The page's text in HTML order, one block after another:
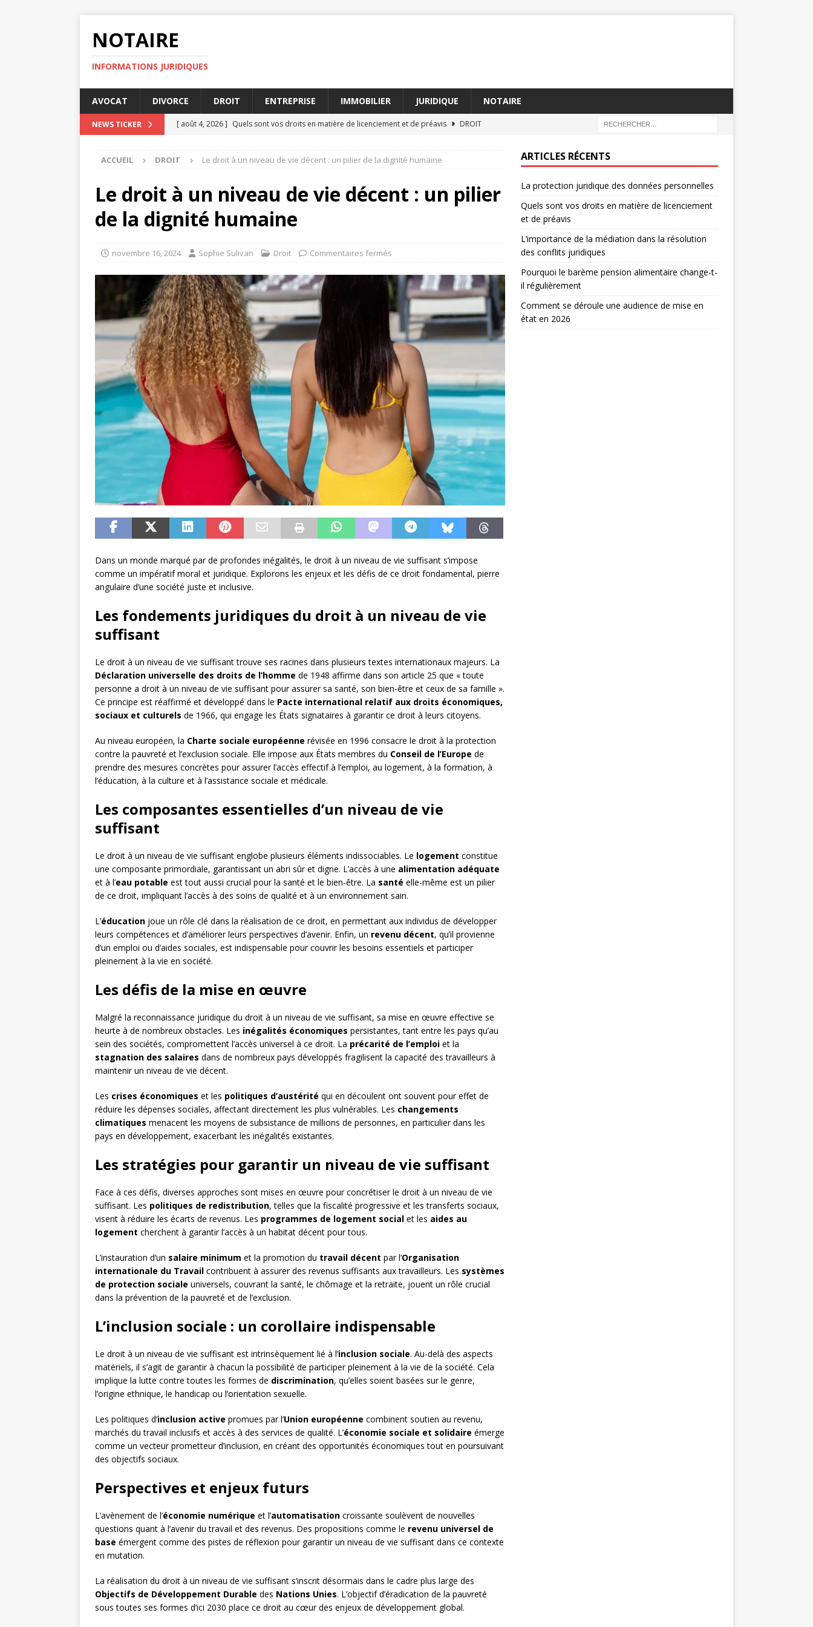
NOTAIRE
INFORMATIONS JURIDIQUES
AVOCAT DIVORCE DROIT ENTREPRISE IMMOBILIER JURIDIQUE NOTAIRE
NEWS TICKER [ août 4, 2026 ] Quels sont vos droits en matière de licenciement et de préavis
DROIT
JURIDIQUE
[ juillet 30, 2026 ]
Pourquoi le barème pension alimentaire change-t-il régulièrement
[ juillet 30, 2026 ] Comment se déroule une audience de mise en état en 2026
[ août 6, 2026 ]
La protection juridique des données personnelles
ACCUEIL DROIT Le droit à un niveau de vie décent : un pilier de la dignité humaine
Le droit à un niveau de vie décent : un pilier
de la dignité humaine
novembre 16, 2024 Sophie Sulivan Droit Commentaires fermés
Dans un monde marqué par de profondes inégalités, le droit à un niveau de vie suffisant s’impose
comme un impératif moral et juridique. Explorons les enjeux et les défis de ce droit fondamental, pierre
angulaire d’une société juste et inclusive.
Les fondements juridiques du droit à un niveau de vie
suffisant
Le droit à un niveau de vie suffisant trouve ses racines dans plusieurs textes internationaux majeurs. La
Déclaration universelle des droits de l’homme de 1948 affirme dans son article 25 que « toute
personne a droit à un niveau de vie suffisant pour assurer sa santé, son bien-être et ceux de sa famille ».
Ce principe est réaffirmé et développé dans le Pacte international relatif aux droits économiques,
sociaux et culturels de 1966, qui engage les États signataires à garantir ce droit à leurs citoyens.
Au niveau européen, la Charte sociale européenne révisée en 1996 consacre le droit à la protection
contre la pauvreté et l’exclusion sociale. Elle impose aux États membres du Conseil de l’Europe de
prendre des mesures concrètes pour assurer l’accès effectif à l’emploi, au logement, à la formation, à
l’éducation, à la culture et à l’assistance sociale et médicale.
Les composantes essentielles d’un niveau de vie
suffisant
Le droit à un niveau de vie suffisant englobe plusieurs éléments indissociables. Le logement constitue
une composante primordiale, garantissant un abri sûr et digne. L’accès à une alimentation adéquate
et à l’eau potable est tout aussi crucial pour la santé et le bien-être. La santé elle-même est un pilier
de ce droit, impliquant l’accès à des soins de qualité et à un environnement sain.
L’éducation joue un rôle clé dans la réalisation de ce droit, en permettant aux individus de développer
leurs compétences et d’améliorer leurs perspectives d’avenir. Enfin, un revenu décent, qu’il provienne
d’un emploi ou d’aides sociales, est indispensable pour couvrir les besoins essentiels et participer
pleinement à la vie en société.
Les défis de la mise en œuvre
Malgré la reconnaissance juridique du droit à un niveau de vie suffisant, sa mise en œuvre effective se
heurte à de nombreux obstacles. Les inégalités économiques persistantes, tant entre les pays qu’au
sein des sociétés, compromettent l’accès universel à ce droit. La précarité de l’emploi et la
stagnation des salaires dans de nombreux pays développés fragilisent la capacité des travailleurs à
maintenir un niveau de vie décent.
Les crises économiques et les politiques d’austérité qui en découlent ont souvent pour effet de
réduire les dépenses sociales, affectant directement les plus vulnérables. Les changements
climatiques menacent les moyens de subsistance de millions de personnes, en particulier dans les
pays en développement, exacerbant les inégalités existantes.
Les stratégies pour garantir un niveau de vie suffisant
Face à ces défis, diverses approches sont mises en œuvre pour concrétiser le droit à un niveau de vie
suffisant. Les politiques de redistribution, telles que la fiscalité progressive et les transferts sociaux,
visent à réduire les écarts de revenus. Les programmes de logement social et les aides au
logement cherchent à garantir l’accès à un habitat décent pour tous.
L’instauration d’un salaire minimum et la promotion du travail décent par l’Organisation
internationale du Travail contribuent à assurer des revenus suffisants aux travailleurs. Les systèmes
de protection sociale universels, couvrant la santé, le chômage et la retraite, jouent un rôle crucial
dans la prévention de la pauvreté et de l’exclusion.
L’inclusion sociale : un corollaire indispensable
Le droit à un niveau de vie suffisant est intrinsèquement lié à l’inclusion sociale. Au-delà des aspects
matériels, il s’agit de garantir à chacun la possibilité de participer pleinement à la vie de la société. Cela
implique la lutte contre toutes les formes de discrimination, qu’elles soient basées sur le genre,
l’origine ethnique, le handicap ou l’orientation sexuelle.
Les politiques d’inclusion active promues par l’Union européenne combinent soutien au revenu,
marchés du travail inclusifs et accès à des services de qualité. L’économie sociale et solidaire émerge
comme un vecteur prometteur d’inclusion, en créant des opportunités économiques tout en poursuivant
des objectifs sociaux.
Perspectives et enjeux futurs
L’avènement de l’économie numérique et l’automatisation croissante soulèvent de nouvelles
questions quant à l’avenir du travail et des revenus. Des propositions comme le revenu universel de
base émergent comme des pistes de réflexion pour garantir un niveau de vie suffisant dans ce contexte
en mutation.
La réalisation du droit à un niveau de vie suffisant s’inscrit désormais dans le cadre plus large des
Objectifs de Développement Durable des Nations Unies. L’objectif d’éradication de la pauvreté
sous toutes ses formes d’ici 2030 place ce droit au cœur des enjeux de développement global.
ARTICLES RÉCENTS
La protection juridique des données personnelles
Quels sont vos droits en matière de licenciement
et de préavis
L’importance de la médiation dans la résolution
des conflits juridiques
Pourquoi le barème pension alimentaire change-t-
il régulièrement
Comment se déroule une audience de mise en
état en 2026